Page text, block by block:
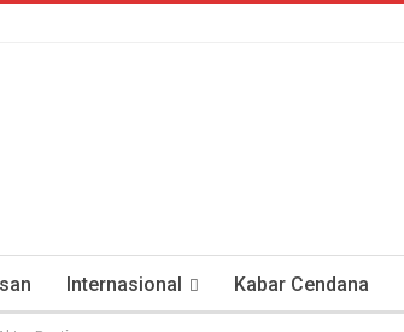
Internasional Kabar Cendana